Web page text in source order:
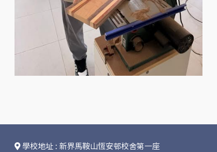
學校地址 : 新界馬鞍山恆安邨校舍第一座